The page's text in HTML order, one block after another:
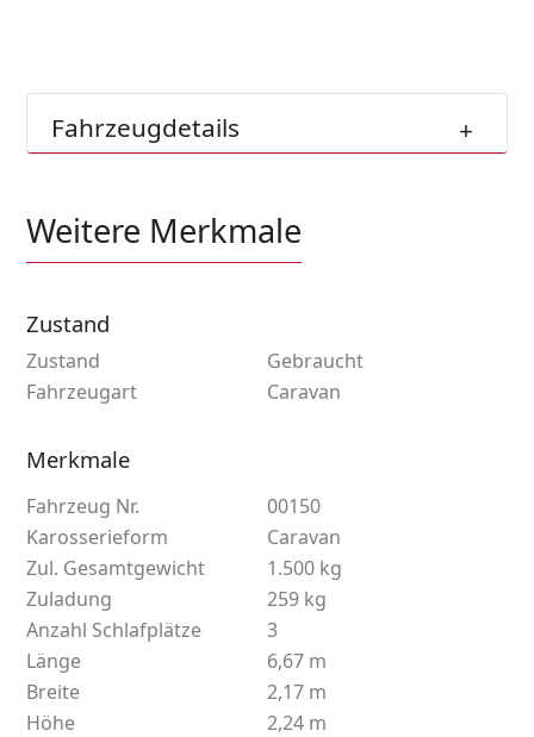
Fahrzeugdetails
Weitere Merkmale
Zustand
Zustand
Gebraucht
Fahrzeugart
Caravan
Merkmale
Fahrzeug Nr.
00150
Karosserieform
Caravan
Zul. Gesamtgewicht
1.500 kg
Zuladung
259 kg
Anzahl Schlafplätze
3
Länge
6,67 m
Breite
2,17 m
Höhe
2,24 m